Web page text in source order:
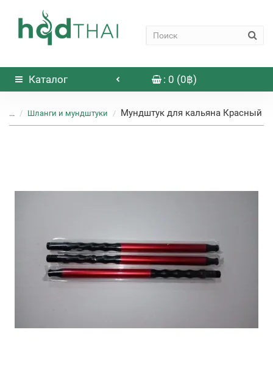
Каталог : 0 (0฿)
... Шланги и мундштуки Мундштук для кальяна Красный